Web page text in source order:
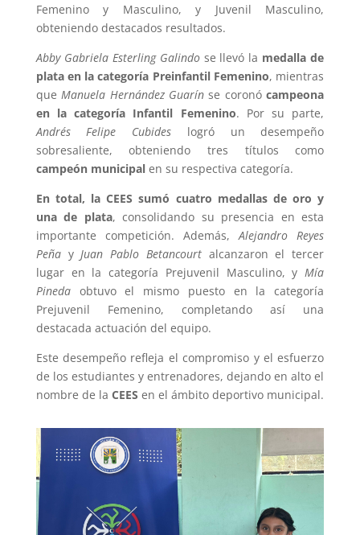
Femenino y Masculino, y Juvenil Masculino,
obteniendo destacados resultados.
Abby Gabriela Esterling Galindose llevó la medalla de
plata en la categoría Preinfantil Femenino, mientras
que Manuela Hernández Guarín se coronócampeona
en la categoría Infantil Femenino. Por su parte,
Andrés Felipe Cubides logró un desempeño
sobresaliente, obteniendo tres títulos como
campeón municipalen su respectiva categoría.
En total, la CEES sumó cuatro medallas de oro y
una de plata, consolidando su presencia en esta
importante competición. Además,Alejandro Reyes
Peñay Juan Pablo Betancourtalcanzaron el tercer
lugar en la categoría Prejuvenil Masculino, y Mía
Pinedaobtuvo el mismo puesto en la categoría
Prejuvenil Femenino, completando así una
destacada actuación del equipo.
Este desempeño refleja el compromiso y el esfuerzo
de los estudiantes y entrenadores, dejando en alto el
nombre de la CEES en el ámbito deportivo municipal.